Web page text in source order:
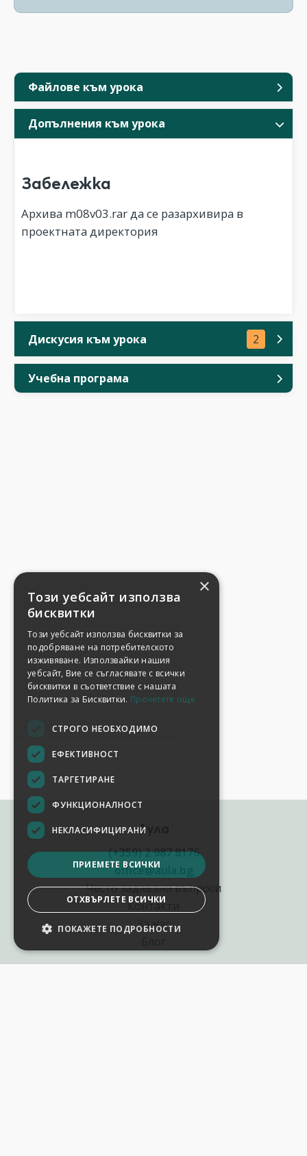
Файлове към урока
Допълнения към урока
Забележка
Архива m08v03.rar да се разархивира в
проектната директория
Дискусия към урока 2
Учебна програма
Аула
(+359) 2 987 8176
office@aula.bg
Често задавани въпроси
Контакти
За нас
×
Този уебсайт използва
бисквитки
Този уебсайт използва бисквитки за
подобряване на потребителското
изживяване. Използвайки нашия
уебсайт, Вие се съгласявате с всички
бисквитки в съответствие с нашата
Политика за Бисквитки. Прочетете още
СТРОГО НЕОБХОДИМО
ЕФЕКТИВНОСТ
ТАРГЕТИРАНЕ
ФУНКЦИОНАЛНОСТ
НЕКЛАСИФИЦИРАНИ
ПРИЕМЕТЕ ВСИЧКИ
ОТХВЪРЛЕТЕ ВСИЧКИ
ПОКАЖЕТЕ ПОДРОБНОСТИ